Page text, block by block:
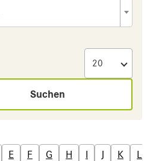
Suchen
E F G H I J K L